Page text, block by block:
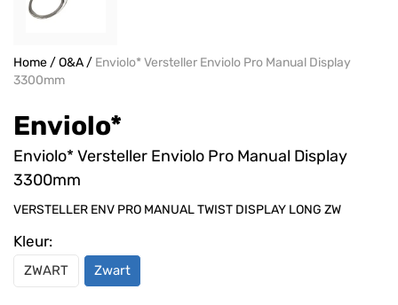
Home/O&A/ Enviolo* Versteller Enviolo Pro Manual Display
3300mm
Enviolo*
Enviolo* Versteller Enviolo Pro Manual Display
3300mm
VERSTELLER ENV PRO MANUAL TWIST DISPLAY LONG ZW
Kleur:
ZWART Zwart